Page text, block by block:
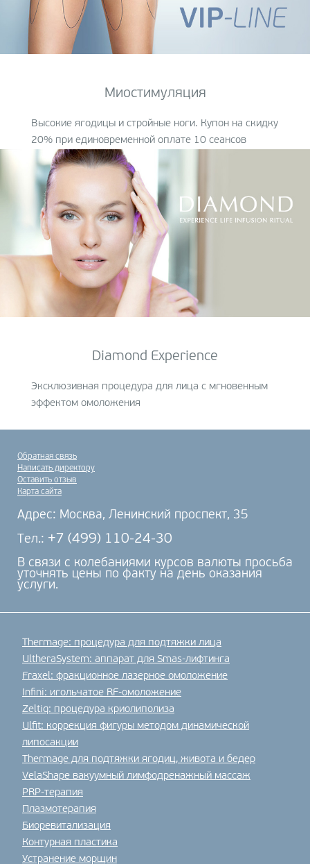
Миостимуляция
Высокие ягодицы и стройные ноги. Купон на скидку
20% при единовременной оплате 10 сеансов
Diamond Experience
Эксклюзивная процедура для лица с мгновенным
эффектом омоложения
Обратная связь
Написать директору
Оставить отзыв
Карта сайта
Адрес: Москва, Ленинский проспект, 35
Тел.: +7 (499) 110-24-30
В связи с колебаниями курсов валюты просьба
уточнять цены по факту на день оказания
услуги.
Thermage: процедура для подтяжки лица
UltheraSystem: аппарат для Smas-лифтинга
Fraxel: фракционное лазерное омоложение
Infini: игольчатое RF-омоложение
Zeltiq: процедура криолиполиза
Ulfit: коррекция фигуры методом динамической
липосакции
Thermage для подтяжки ягодиц, живота и бедер
VelaShape вакуумный лимфодренажный массаж
PRP-терапия
Плазмотерапия
Биоревитализация
Контурная пластика
Устранение морщин